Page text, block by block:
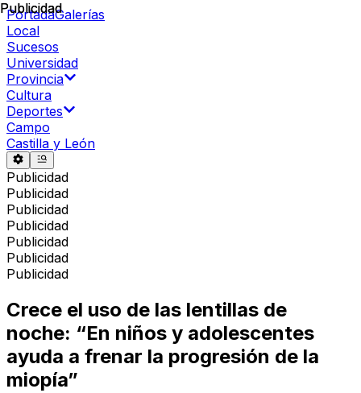
PortadaGalerías
Local
Sucesos
Universidad
Provincia
Cultura
Deportes
Campo
Castilla y León
Publicidad
Publicidad
Publicidad
Publicidad
Publicidad
Publicidad
Publicidad
Publicidad
Crece el uso de las lentillas de
noche: “En niños y adolescentes
ayuda a frenar la progresión de la
miopía”
Publicidad